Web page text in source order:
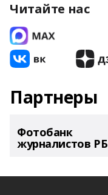
Читайте нас
Партнеры
Фотобанк
журналистов РБ